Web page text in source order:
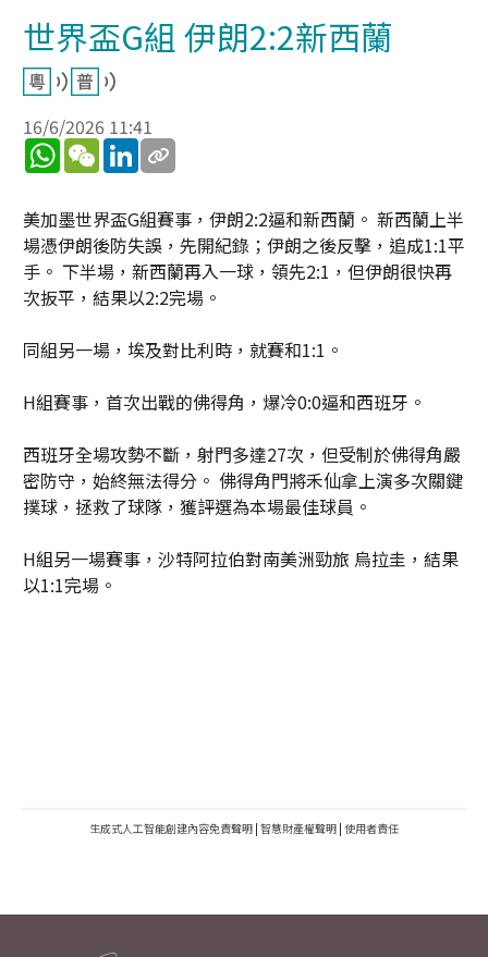
世界盃G組 伊朗2:2新西蘭
16/6/2026 11:41
WhatsApp
WeChatLinkedIn
美加墨世界盃G組賽事，伊朗2:2逼和新西蘭。 新西蘭上半
場憑伊朗後防失誤，先開紀錄；伊朗之後反擊，追成1:1平
手。 下半場，新西蘭再入一球，領先2:1，但伊朗很快再
次扳平，結果以2:2完場。
同組另一場，埃及對比利時，就賽和1:1。
H組賽事，首次出戰的佛得角，爆冷0:0逼和西班牙。
西班牙全場攻勢不斷，射門多達27次，但受制於佛得角嚴
密防守，始終無法得分。 佛得角門將禾仙拿上演多次關鍵
撲球，拯救了球隊，獲評選為本場最佳球員。
H組另一場賽事，沙特阿拉伯對南美洲勁旅 烏拉圭，結果
以1:1完場。
生成式人工智能創建內容免責聲明 | 智慧財產權聲明 | 使用者責任